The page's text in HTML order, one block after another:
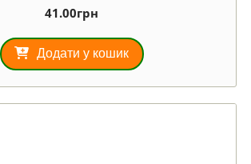
41.00грн
Додати у кошик